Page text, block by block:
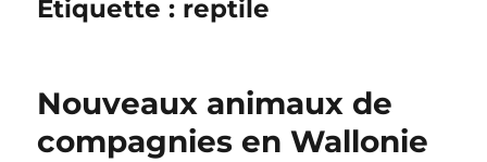
Étiquette : reptile
Nouveaux animaux de
compagnies en Wallonie